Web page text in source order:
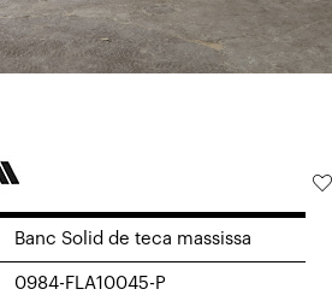
Banc Solid de teca massissa
0984-FLA10045-P